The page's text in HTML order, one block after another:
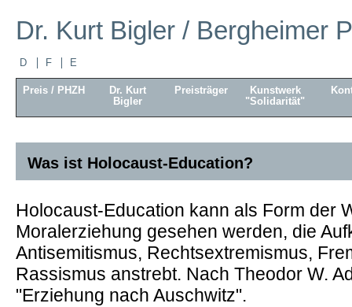
Dr. Kurt Bigler / Bergheimer
D F E
Preis / PHZH
Dr. Kurt
Bigler
Preisträger
Kunstwerk
"Solidarität"
Was ist Holocaust-Education?
Holocaust-Education kann als Form der
Moralerziehung gesehen werden, die
Antisemitismus, Rechtsextremismus,
Rassismus anstrebt. Nach Theodor W.
"Erziehung nach Auschwitz".